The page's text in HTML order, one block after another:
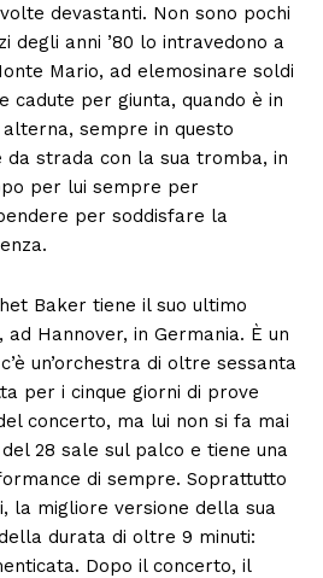
devastanti. Non sono pochi
degli anni ’80 lo intravedono a
Mario, ad elemosinare soldi
cadute per giunta, quando è in
alterna, sempre in questo
strada con la sua tromba, in
per lui sempre per
per soddisfare la
Baker tiene il suo ultimo
Hannover, in Germania. È un
un’orchestra di oltre sessanta
per i cinque giorni di prove
concerto, ma lui non si fa mai
28 sale sul palco e tiene una
di sempre. Soprattutto
la migliore versione della sua
durata di oltre 9 minuti:
Dopo il concerto, il